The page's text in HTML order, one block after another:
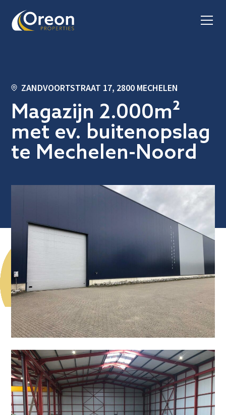
ZANDVOORTSTRAAT 17, 2800 MECHELEN
Magazijn 2.000m²
met ev. buitenopslag
te Mechelen-Noord